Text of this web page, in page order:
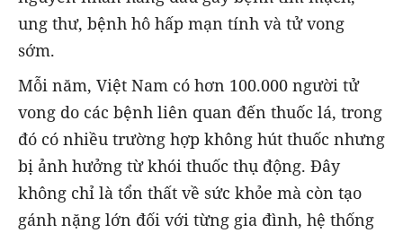
ung thư, bệnh hô hấp mạn tính và tử vong
sớm.
Mỗi năm, Việt Nam có hơn 100.000 người tử
vong do các bệnh liên quan đến thuốc lá, trong
đó có nhiều trường hợp không hút thuốc nhưng
bị ảnh hưởng từ khói thuốc thụ động. Đây
không chỉ là tổn thất về sức khỏe mà còn tạo
gánh nặng lớn đối với từng gia đình, hệ thống